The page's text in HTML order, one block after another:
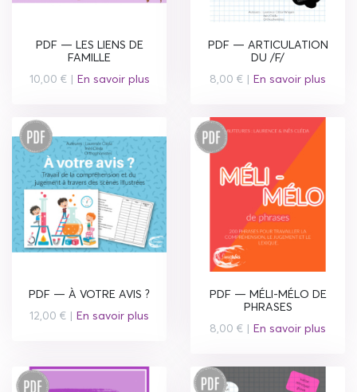
PDF — LES LIENS DE
FAMILLE
10,00 € | En savoir plus
PDF — ARTICULATION
DU /F/
8,00 € | En savoir plus
PDF — À VOTRE AVIS ?
12,00 € | En savoir plus
PDF — MÉLI-MÉLO DE
PHRASES
8,00 € | En savoir plus